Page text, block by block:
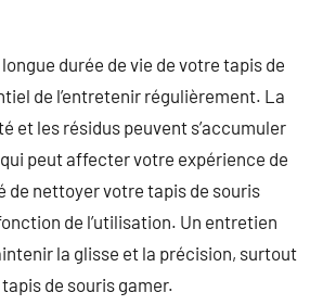
durée de vie de votre tapis de
de l’entretenir régulièrement. La
et les résidus peuvent s’accumuler
peut affecter votre expérience de
de nettoyer votre tapis de souris
de l’utilisation. Un entretien
la glisse et la précision, surtout
de souris gamer.